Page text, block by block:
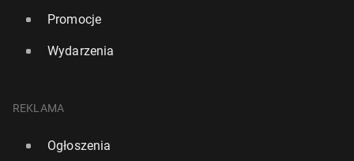
Promocje
Wydarzenia
REKLAMA
Ogłoszenia